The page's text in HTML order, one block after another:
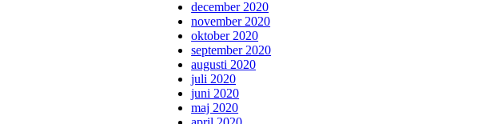
december 2020
november 2020
oktober 2020
september 2020
augusti 2020
juli 2020
juni 2020
maj 2020